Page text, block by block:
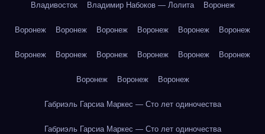
Владивосток Владимир Набоков — Лолита Воронеж
Воронеж Воронеж Воронеж Воронеж Воронеж Воронеж
Воронеж Воронеж Воронеж Воронеж Воронеж Воронеж
Воронеж Воронеж Воронеж
Габриэль Гарсиа Маркес — Сто лет одиночества
Габриэль Гарсиа Маркес — Сто лет одиночества